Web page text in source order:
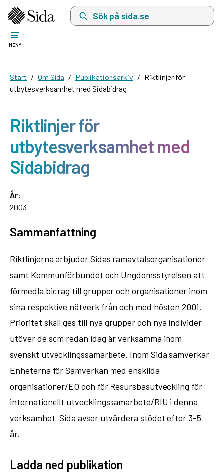
Sök på sida.se, sökförslag kommer att visas
MENY
Start Om Sida Publikationsarkiv
Riktlinjer för
utbytesverksamhet med Sidabidrag
Riktlinjer för
utbytesverksamhet med
Sidabidrag
År:
2003
Sammanfattning
Riktlinjerna erbjuder Sidas ramavtalsorganisationer
samt Kommunförbundet och Ungdomsstyrelsen att
förmedla bidrag till grupper och organisationer inom
sina respektive nätverk från och med hösten 2001.
Prioritet skall ges till nya grupper och nya individer
utöver de som redan idag är verksamma inom
svenskt utvecklingssamarbete. Inom Sida samverkar
Enheterna för Samverkan med enskilda
organisationer/EO och för Resursbasutveckling för
internationellt utvecklingssamarbete/RIU i denna
verksamhet. Sida avser utvärdera stödet efter 3-5
år.
Ladda ned publikation